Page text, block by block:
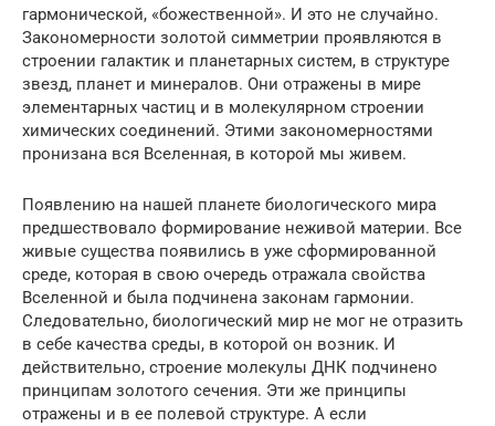
гармонической, «божественной». И это не случайно.
Закономерности золотой симметрии проявляются в
строении галактик и планетарных систем, в структуре
звезд, планет и минералов. Они отражены в мире
элементарных частиц и в молекулярном строении
химических соединений. Этими закономерностями
пронизана вся Вселенная, в которой мы живем.
Появлению на нашей планете биологического мира
предшествовало формирование неживой материи. Все
живые существа появились в уже сформированной
среде, которая в свою очередь отражала свойства
Вселенной и была подчинена законам гармонии.
Следовательно, биологический мир не мог не отразить
в себе качества среды, в которой он возник. И
действительно, строение молекулы ДНК подчинено
принципам золотого сечения. Эти же принципы
отражены и в ее полевой структуре. А если